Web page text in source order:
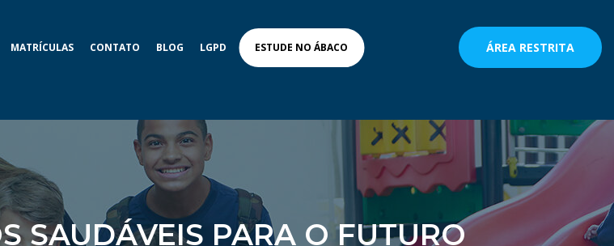
MATRÍCULAS CONTATO BLOG LGPD ESTUDE NO ÁBACO ÁREA RESTRITA
SAUDÁVEIS PARA O FUTURO